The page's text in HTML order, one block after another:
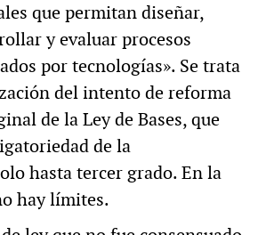
que permitan diseñar,
y evaluar procesos
por tecnologías». Se trata
del intento de reforma
de la Ley de Bases, que
de la
hasta tercer grado. En la
hay límites.